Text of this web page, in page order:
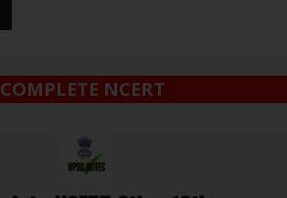
COMPLETE NCERT